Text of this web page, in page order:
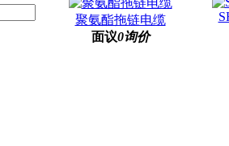
聚氨酯拖链电缆
面议0询价